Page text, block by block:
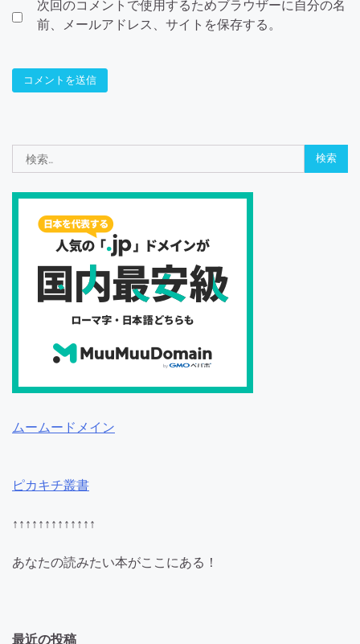
次回のコメントで使用するためブラウザーに自分の名
前、メールアドレス、サイトを保存する。
索:
ムームードメイン
ピカキチ叢書
↑↑↑↑↑↑↑↑↑↑↑↑↑
あなたの読みたい本がここにある！
最近の投稿